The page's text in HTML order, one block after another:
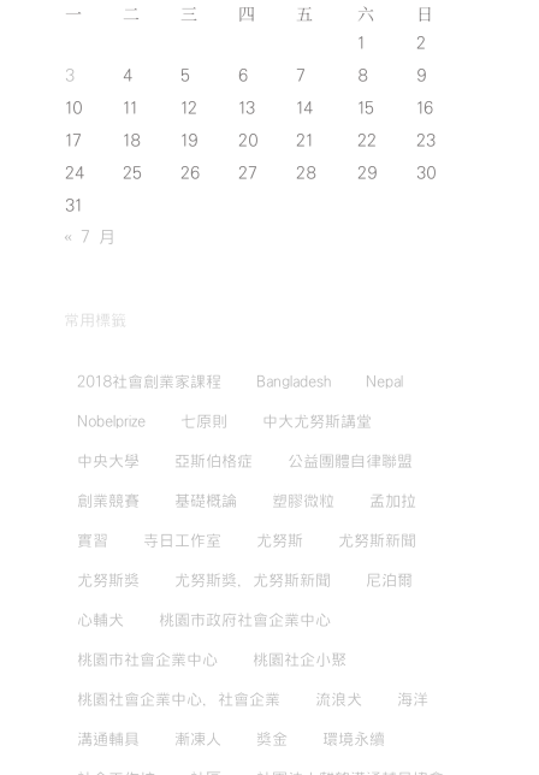
一 二 三 四 五 六 日
1
2
3
4 5 6 7 8
9
10
11 12 13 14 15
16
17
18 19 20 21 22
23
24
25 26 27 28 29
30
31
« 7 月
常用標籤
2018社會創業家課程 Bangladesh Nepal
Nobelprize 七原則 中大尤努斯講堂
中央大學 亞斯伯格症 公益團體自律聯盟
創業競賽 基礎概論 塑膠微粒 孟加拉
實習 寺日工作室 尤努斯 尤努斯新聞
尤努斯獎 尤努斯獎，尤努斯新聞 尼泊爾
心輔犬 桃園市政府社會企業中心
桃園市社會企業中心 桃園社企小聚
桃園社會企業中心，社會企業 流浪犬 海洋
溝通輔具 漸凍人 獎金 環境永續